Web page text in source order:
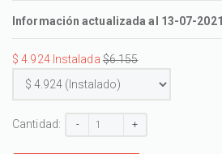
Información actualizada al 13-07-2021
$ 4.924 Instalada $6.155
Cantidad: - +